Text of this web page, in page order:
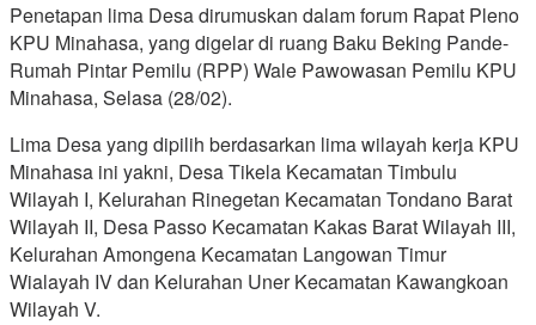
Penetapan lima Desa dirumuskan dalam forum Rapat Pleno
KPU Minahasa, yang digelar di ruang Baku Beking Pande-
Rumah Pintar Pemilu (RPP) Wale Pawowasan Pemilu KPU
Minahasa, Selasa (28/02).
Lima Desa yang dipilih berdasarkan lima wilayah kerja KPU
Minahasa ini yakni, Desa Tikela Kecamatan Timbulu
Wilayah I, Kelurahan Rinegetan Kecamatan Tondano Barat
Wilayah II, Desa Passo Kecamatan Kakas Barat Wilayah III,
Kelurahan Amongena Kecamatan Langowan Timur
Wialayah IV dan Kelurahan Uner Kecamatan Kawangkoan
Wilayah V.